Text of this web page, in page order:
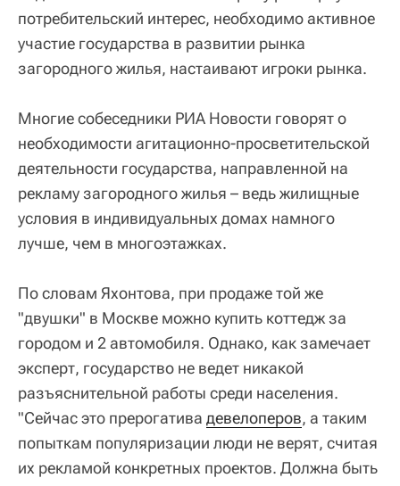
потребительский интерес, необходимо активное
участие государства в развитии рынка
загородного жилья, настаивают игроки рынка.
Многие собеседники РИА Новости говорят о
необходимости агитационно-просветительской
деятельности государства, направленной на
рекламу загородного жилья – ведь жилищные
условия в индивидуальных домах намного
лучше, чем в многоэтажках.
По словам Яхонтова, при продаже той же
"двушки" в Москве можно купить коттедж за
городом и 2 автомобиля. Однако, как замечает
эксперт, государство не ведет никакой
разъяснительной работы среди населения.
"Сейчас это прерогатива девелоперов, а таким
попыткам популяризации люди не верят, считая
их рекламой конкретных проектов. Должна быть